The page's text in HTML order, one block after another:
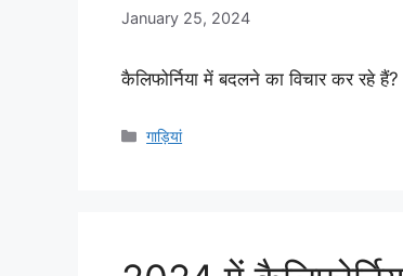
January 25, 2024
कैलिफोर्निया में बदलने का विचार कर
Categories
गाड़ियां